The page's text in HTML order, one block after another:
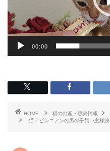
00:00
HOME 猫の出産・販売情報
猫アビシニアンの男の子飼い主様